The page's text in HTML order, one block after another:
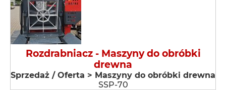
Rozdrabniacz - Maszyny do obróbki
drewna
Sprzedaż / Oferta > Maszyny do obróbki drewna
SSP-70